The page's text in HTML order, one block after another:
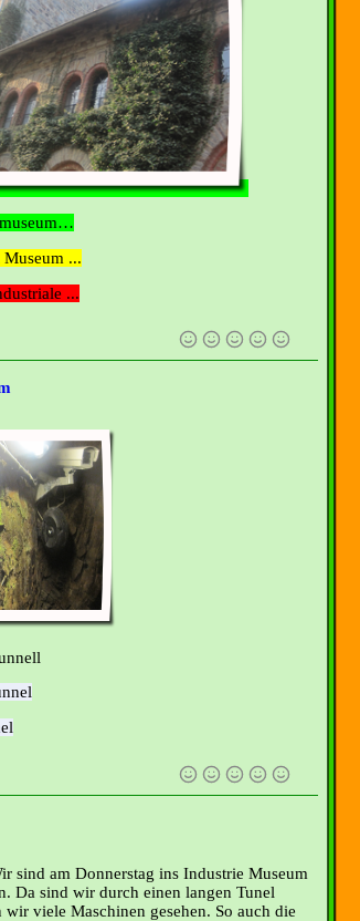
...
...
sind am Donnerstag ins Industrie Museum
Da sind wir durch einen langen Tunel
wir viele Maschinen gesehen. So auch die